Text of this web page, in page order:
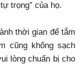
trọng” của họ.
thời gian để tắm
cũng không sạch
lòng chuẩn bị cho